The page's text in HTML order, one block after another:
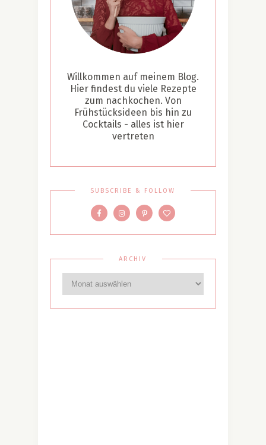
Willkommen auf meinem Blog.
Hier findest du viele Rezepte
zum nachkochen. Von
Frühstücksideen bis hin zu
Cocktails - alles ist hier
vertreten
SUBSCRIBE & FOLLOW
ARCHIV